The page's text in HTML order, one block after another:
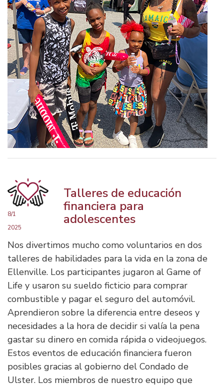
8/1
2025
Talleres de educación
financiera para
adolescentes
Nos divertimos mucho como voluntarios en dos
talleres de habilidades para la vida en la zona de
Ellenville. Los participantes jugaron al Game of
Life y usaron su sueldo ficticio para comprar
combustible y pagar el seguro del automóvil.
Aprendieron sobre la diferencia entre deseos y
necesidades a la hora de decidir si valía la pena
gastar su dinero en comida rápida o videojuegos.
Estos eventos de educación financiera fueron
posibles gracias al gobierno del Condado de
Ulster. Los miembros de nuestro equipo que